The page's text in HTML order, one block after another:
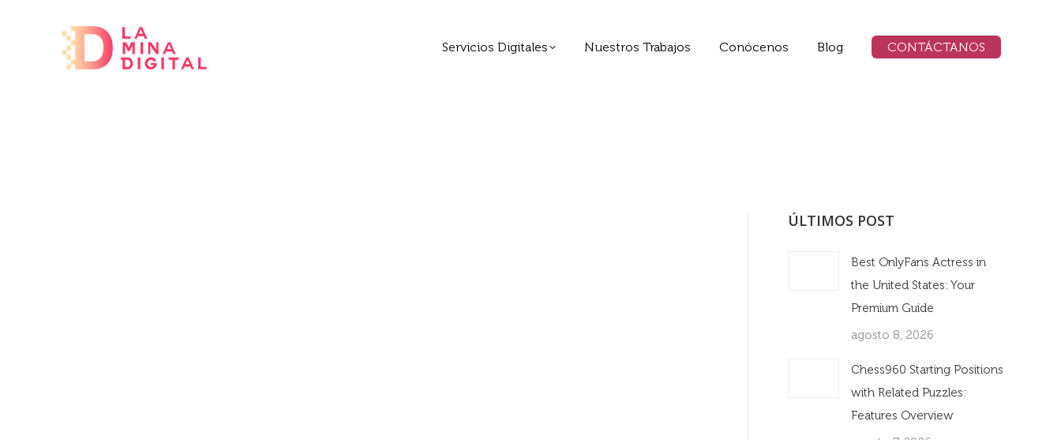
Servicios Digitales Nuestros Trabajos Conócenos Blog CONTÁCTANOS
ÚLTIMOS POST
Best OnlyFans Actress in
the United States: Your
Premium Guide
agosto 8, 2026
Chess960 Starting Positions
with Related Puzzles:
Features Overview